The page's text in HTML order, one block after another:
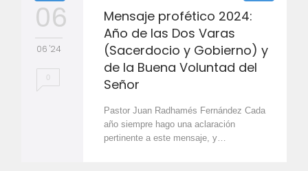
06
06 '24
0
Mensaje profético 2024:
Año de las Dos Varas
(Sacerdocio y Gobierno) y
de la Buena Voluntad del
Señor
Pastor Juan Radhamés Fernández Cada
año siempre hago una aclaración
pertinente a este mensaje, y…